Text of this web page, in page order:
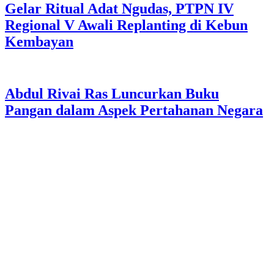
Gelar Ritual Adat Ngudas, PTPN IV
Regional V Awali Replanting di Kebun
Kembayan
Abdul Rivai Ras Luncurkan Buku
Pangan dalam Aspek Pertahanan Negara